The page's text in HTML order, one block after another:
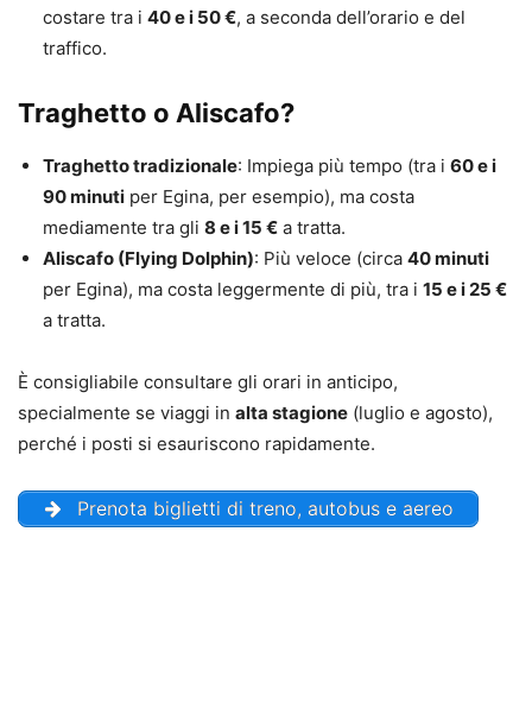
costare tra i 40 e i 50 €, a seconda dell’orario e del
traffico.
Traghetto o Aliscafo?
Traghetto tradizionale: Impiega più tempo (tra i 60 e i
90 minuti per Egina, per esempio), ma costa
mediamente tra gli 8 e i 15 € a tratta.
Aliscafo (Flying Dolphin): Più veloce (circa 40 minuti
per Egina), ma costa leggermente di più, tra i 15 e i 25 €
a tratta.
È consigliabile consultare gli orari in anticipo,
specialmente se viaggi in alta stagione (luglio e agosto),
perché i posti si esauriscono rapidamente.
Prenota biglietti di treno, autobus e aereo